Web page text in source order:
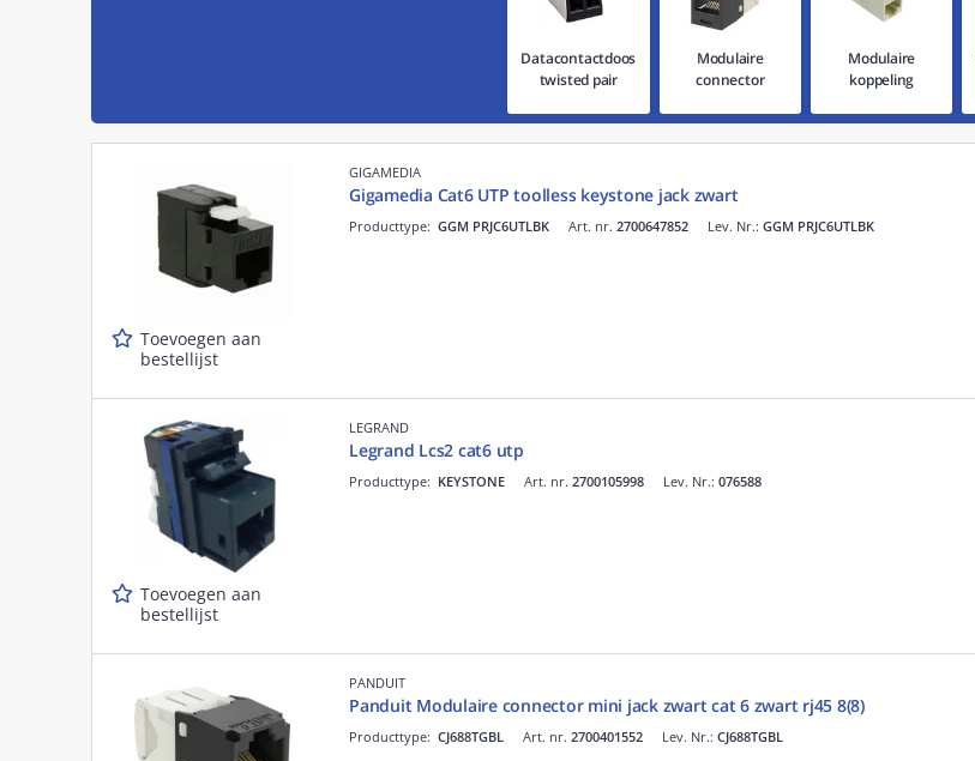
Datacontactdoos
twisted pair
Modulaire
connector
Modulaire
koppeling
Toevoegen aan
bestellijst
GIGAMEDIA
Gigamedia Cat6 UTP toolless keystone jack zwart
Art. nr. 2700647852
Producttype: GGM PRJC6UTLBK Lev. Nr.: GGM PRJC6UTLBK
Toevoegen aan
bestellijst
LEGRAND
Legrand Lcs2 cat6 utp
Art. nr. 2700105998
Producttype: KEYSTONE Lev. Nr.: 076588
PANDUIT
Panduit Modulaire connector mini jack zwart cat 6 zwart rj45 8(8)
Art. nr. 2700401552
Producttype: CJ688TGBL Lev. Nr.: CJ688TGBL